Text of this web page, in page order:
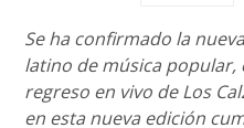
Se ha confirmado la
latino de música
regreso en vivo de Los
en esta nueva edición